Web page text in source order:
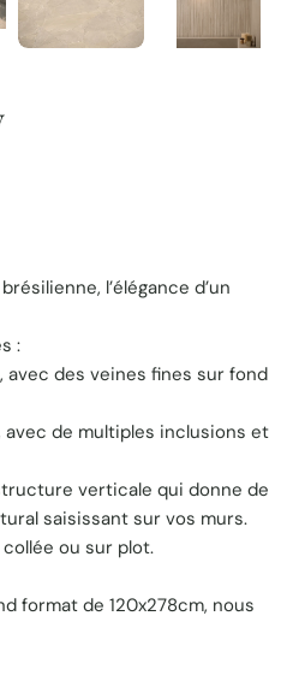
l’élégance d’un
:
avec des veines fines sur fond
de multiples inclusions et
verticale qui donne de
saisissant sur vos murs.
ou sur plot.
format de 120x278cm, nous